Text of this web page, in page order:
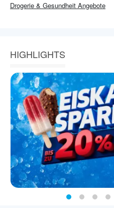
Drogerie & Gesundheit Angebote
HIGHLIGHTS